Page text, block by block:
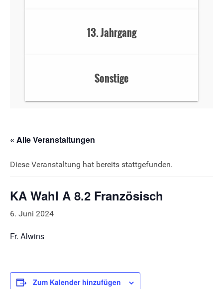
13. Jahrgang
Sonstige
« Alle Veranstaltungen
Diese Veranstaltung hat bereits stattgefunden.
KA Wahl A 8.2 Französisch
6. Juni 2024
Fr. Alwins
Zum Kalender hinzufügen